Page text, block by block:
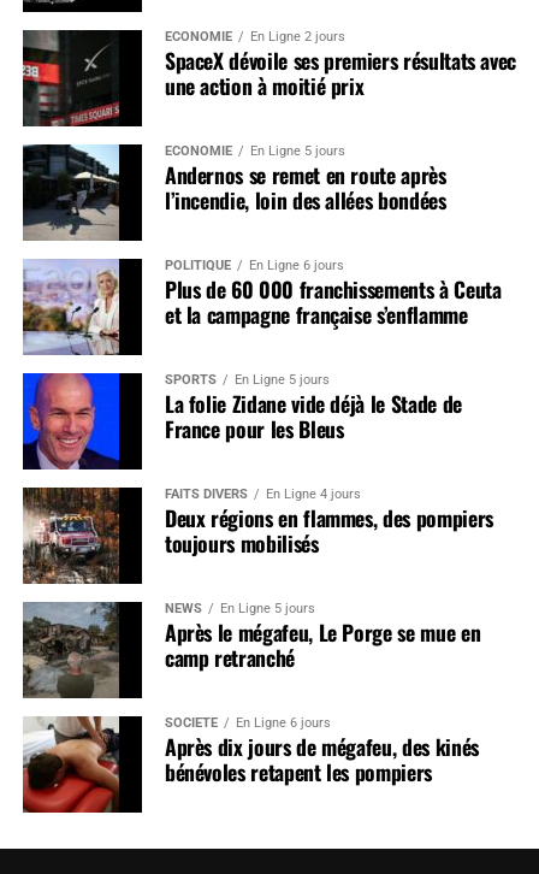
ÉCONOMIE En Ligne 2 jours
SpaceX dévoile ses premiers résultats avec
une action à moitié prix
ÉCONOMIE En Ligne 5 jours
Andernos se remet en route après
l’incendie, loin des allées bondées
POLITIQUE En Ligne 6 jours
Plus de 60 000 franchissements à Ceuta
et la campagne française s’enflamme
SPORTS En Ligne 5 jours
La folie Zidane vide déjà le Stade de
France pour les Bleus
FAITS DIVERS En Ligne 4 jours
Deux régions en flammes, des pompiers
toujours mobilisés
NEWS En Ligne 5 jours
Après le mégafeu, Le Porge se mue en
camp retranché
SOCIÉTÉ En Ligne 6 jours
Après dix jours de mégafeu, des kinés
bénévoles retapent les pompiers